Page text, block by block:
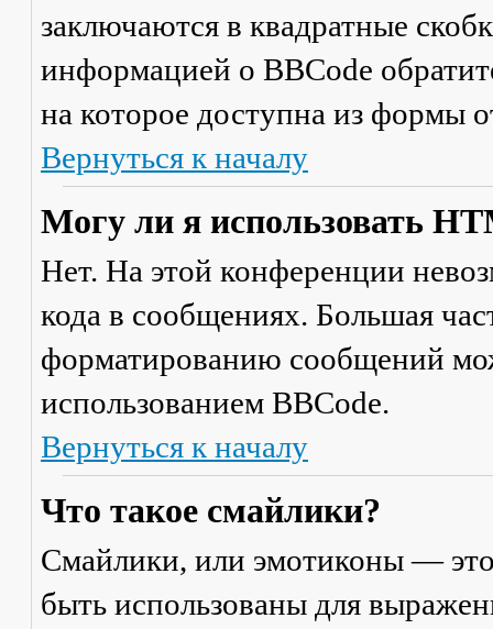
заключаются в квадратные
информацией о BBCode
на которое доступна из формы
Вернуться к началу
Могу ли я использовать
Нет. На этой конференции
кода в сообщениях. Большая
форматированию сообщений
использованием BBCode.
Вернуться к началу
Что такое смайлики?
Смайлики, или эмотиконы —
быть использованы для